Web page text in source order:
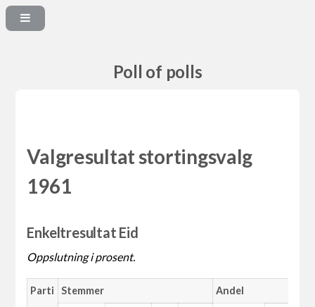
Poll of polls
Valgresultat stortingsvalg
1961
Enkeltresultat Eid
Oppslutning i prosent.
Parti Stemmer Andel